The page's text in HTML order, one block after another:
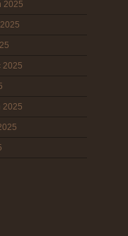
2025
2025
2025